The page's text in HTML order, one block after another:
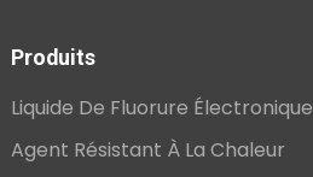
Produits
Liquide De Fluorure Électronique
Agent Résistant À La Chaleur